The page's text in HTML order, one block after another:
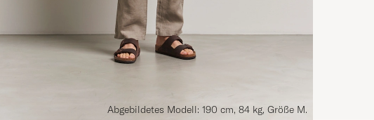
Abgebildetes Modell: 190 cm, 84 kg, Größe M.